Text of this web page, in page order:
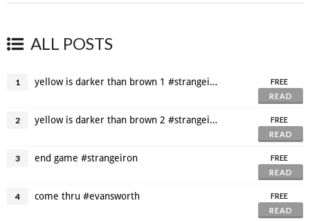
ALL POSTS
1 yellow is darker than brown 1 #strangeiron
FREE
READ
2 yellow is darker than brown 2 #strangeiron
FREE
READ
3 end game #strangeiron
FREE
READ
4 come thru #evansworth
FREE
READ